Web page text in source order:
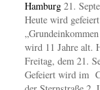
Hamburg 21.
Heute wird
wird 11 Jahre alt.
Freitag, dem 21.
Gefeiert wird im